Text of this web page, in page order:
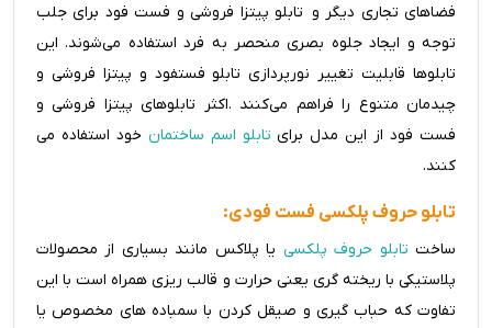
فضاهای تجاری دیگر و تابلو پیتزا فروشی و فست فود برای جلب
توجه و ایجاد جلوه بصری منحصر به فرد استفاده می‌شوند. این
تابلوها قابلیت تغییر نورپردازی تابلو فستفود و پیتزا فروشی و
چیدمان متنوع را فراهم می‌کنند .اکثر تابلوهای پیتزا فروشی و
فست فود از این مدل برای تابلو اسم ساختمان خود استفاده می
کنند.
تابلو حروف پلکسی فست فودی:
ساخت تابلو حروف پلکسی یا پلاکس مانند بسیاری از محصولات
پلاستیکی با ریخته گری یعنی حرارت و قالب ریزی همراه است با این
تفاوت که حباب گیری و صیقل کردن با سمباده های مخصوص یا